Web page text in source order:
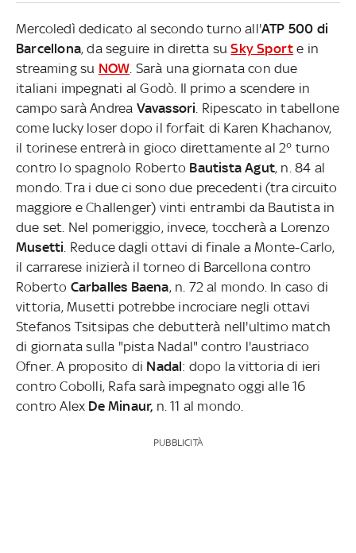
Mercoledì dedicato al secondo turno all'ATP 500 di
Barcellona, da seguire in diretta suSky Sport e in
streaming su NOW . Sarà una giornata con due
italiani impegnati al Godò. Il primo a scendere in
campo sarà Andrea Vavassori . Ripescato in tabellone
come lucky loser dopo il forfait di Karen Khachanov,
il torinese entrerà in gioco direttamente al 2° turno
contro lo spagnolo Roberto Bautista Agut, n. 84 al
mondo. Tra i due ci sono due precedenti (tra circuito
maggiore e Challenger) vinti entrambi da Bautista in
due set. Nel pomeriggio, invece, toccherà a Lorenzo
Musetti . Reduce dagli ottavi di finale a Monte-Carlo,
il carrarese inizierà il torneo di Barcellona contro
Roberto Carballes Baena, n. 72 al mondo. In caso di
vittoria, Musetti potrebbe incrociare negli ottavi
Stefanos Tsitsipas che debutterà nell'ultimo match
di giornata sulla "pista Nadal" contro l'austriaco
Ofner. A proposito di Nadal: dopo la vittoria di ieri
contro Cobolli, Rafa sarà impegnato oggi alle 16
contro Alex De Minaur, n. 11 al mondo.
PUBBLICITÀ